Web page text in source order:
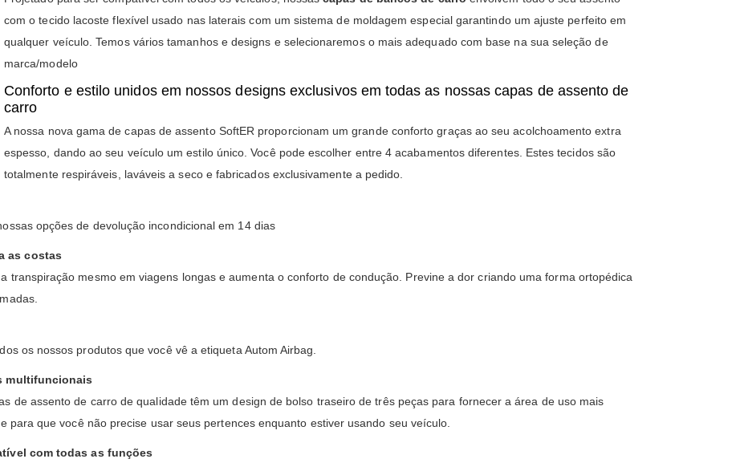
com o tecido lacoste flexível usado nas laterais com um sistema de moldagem especial garantindo um ajuste perfeito em
qualquer veículo. Temos vários tamanhos e designs e selecionaremos o mais adequado com base na sua seleção de
marca/modelo
Conforto e estilo unidos em nossos designs exclusivos em todas as nossas capas de assento de
carro
A nossa nova gama de capas de assento SoftER proporcionam um grande conforto graças ao seu acolchoamento extra
espesso, dando ao seu veículo um estilo único. Você pode escolher entre 4 acabamentos diferentes. Estes tecidos são
totalmente respiráveis, laváveis a seco e fabricados exclusivamente a pedido.
opções de devolução incondicional em 14 dias
as costas
transpiração mesmo em viagens longas e aumenta o conforto de condução. Previne a dor criando uma forma ortopédica
os nossos produtos que você vê a etiqueta Autom Airbag.
multifuncionais
de assento de carro de qualidade têm um design de bolso traseiro de três peças para fornecer a área de uso mais
para que você não precise usar seus pertences enquanto estiver usando seu veículo.
com todas as funções